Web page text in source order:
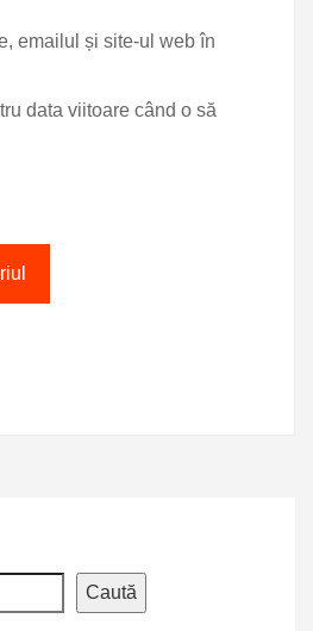
emailul și site-ul web în
data viitoare când o să
Caută